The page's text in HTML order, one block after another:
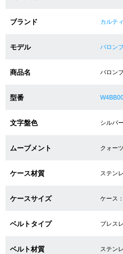
買取・下取りを
買取・下取りはこちら
買取専門サロン
買取ご成約者様限定5万円クーポン
ブランド カルテ
モデル バロン
商品名 バロン
型番
文字盤色 シルバ
ムーブメント クォー
ケース材質 ステン
ケースサイズ ケース
ベルトタイプ ブレス
ベルト材質 ステン